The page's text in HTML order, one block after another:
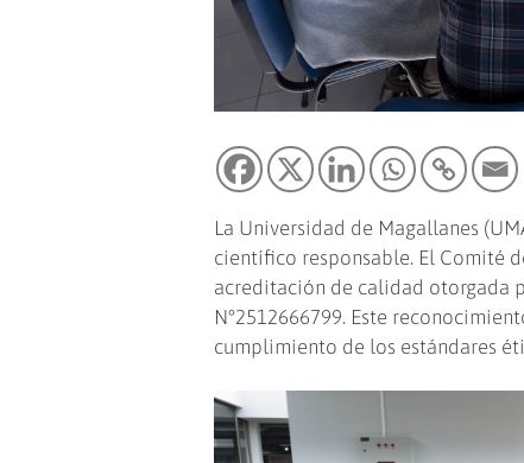
La Universidad de Magallanes
científico responsable. El Comité
acreditación de calidad otorgada
N°2512666799. Este
cumplimiento de los estándares